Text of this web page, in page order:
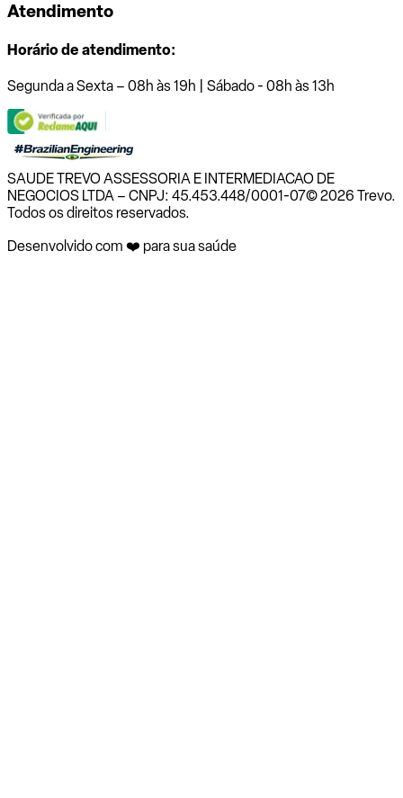
Atendimento
Horário de atendimento:
Segunda a Sexta – 08h às 19h | Sábado - 08h às 13h
SAUDE TREVO ASSESSORIA E INTERMEDIACAO DE
NEGOCIOS LTDA – CNPJ: 45.453.448/0001-07© 2026 Trevo.
Todos os direitos reservados.
Desenvolvido com ❤️ para sua saúde